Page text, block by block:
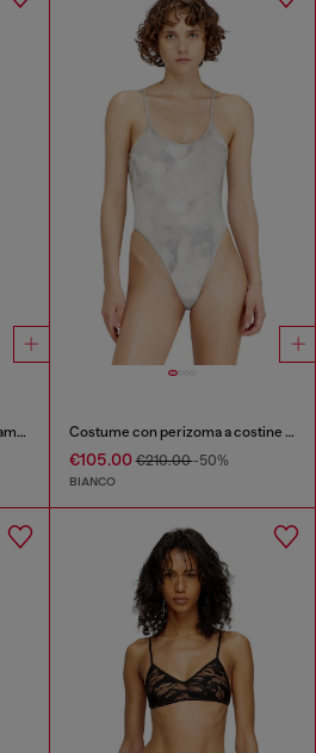
Slip bikini a costine e stampa camouflage Costume con perizoma a costine e stampa camouflage
€105.00€210.00-50%
BIANCO